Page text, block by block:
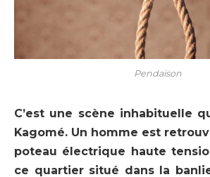
Pendaison
C’est une scène inhabituelle
Kagomé. Un homme est
poteau électrique haute
ce quartier situé dans la